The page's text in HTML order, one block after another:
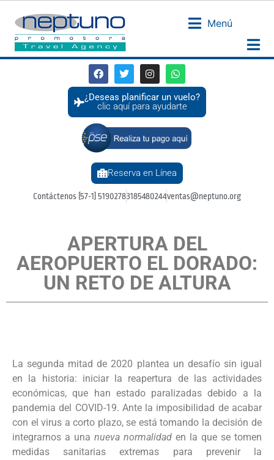
Menú
¿Deseas planificar un vuelo?
clic aquí para ayudarte
Reserva en Línea
Contáctenos (57-1) 51902783185480244ventas@neptuno.org
APERTURA DEL
AEROPUERTO EL DORADO:
UN RETO DE ALTURA
La segunda mitad de 2020 plantea un desafío sin igual
en la historia: iniciar la reapertura de las actividades
económicas, que han estado paralizadas debido a la
pandemia del COVID-19. Ante la imposibilidad de acabar
con el virus a corto plazo, se está tomando la decisión de
integrarnos a una nueva normalidad en la que se tomen
medidas sanitarias extremas para prevenir la